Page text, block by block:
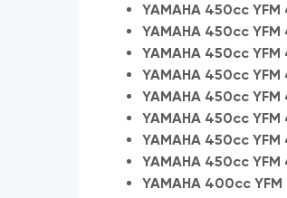
YAMAHA 450cc
YAMAHA 450cc
YAMAHA 450cc
YAMAHA 450cc YFM
YAMAHA 450cc YFM
YAMAHA 450cc YFM
YAMAHA 450cc YFM
YAMAHA 450cc YFM
YAMAHA 400cc